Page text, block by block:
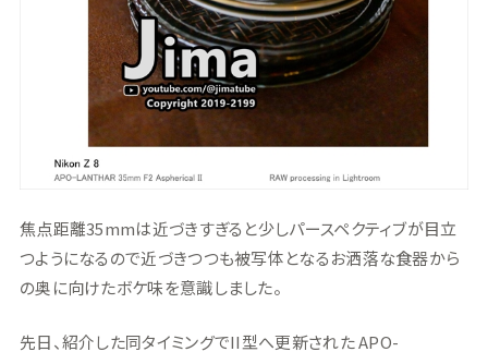
焦点距離35mmは近づきすぎると少しパースペクティブが目立
つようになるので近づきつつも被写体となるお洒落な食器から
の奥に向けたボケ味を意識しました。
先日、紹介した同タイミングでII型へ更新された APO-